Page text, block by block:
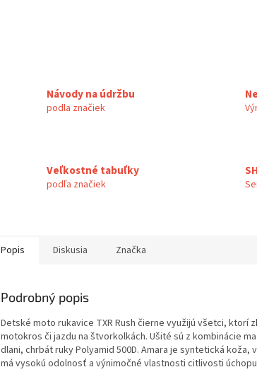
Návody na údržbu
podla značiek
Veľkostné tabuľky
podľa značiek
Popis Diskusia Značka
Podrobný popis
Detské moto rukavice TXR Rush čierne využijú všetci, ktorí
motokros či jazdu na štvorkolkách. Ušité sú z kombinácie
dlani, chrbát ruky Polyamid 500D. Amara je syntetická
má vysokú odolnosť a výnimočné vlastnosti citlivosti